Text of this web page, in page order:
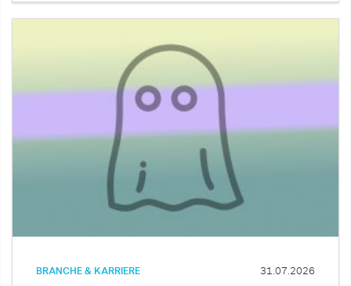
BRANCHE & KARRIERE 31.07.2026